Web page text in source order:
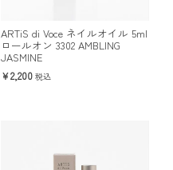
ARTiS di Voce ネイルオイル 5ml
ロールオン 3302 AMBLING
JASMINE
2,200 税込